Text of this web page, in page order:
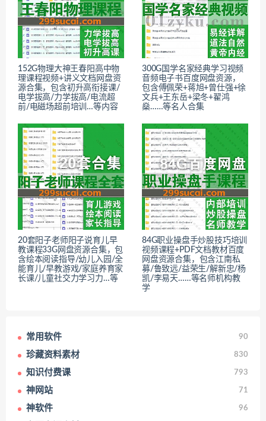
152G物理大神王春阳高中物
理课程视频+讲义文档网盘资
源合集，包含初升高衔接课/
电学拔高/力学拔高/电流超
前/电磁场超前培训…等内容
300G国学名家经典学习视频
音频电子书百度网盘资源，
包含傅佩荣+蒋旭+曾仕强+徐
文兵+王东岳+梁冬+翟鸿
燊……等名人合集
20套阳子老师阳子说育儿早
教课程33G网盘资源合集，包
含绘本阅读指导/幼儿入园/全
能育儿/早教游戏/家庭养育家
长课/儿童社交力学习力…等
84G职业操盘手炒股技巧培训
视频课程+PDF文档教材百度
网盘资源合集，包含江南私
募/鲁致远/益荣生/解新忠/杨
凯/李易天……等名师机构教
学
常用软件 90
珍藏资料素材 830
知识付费课 793
神网站 71
神软件 96